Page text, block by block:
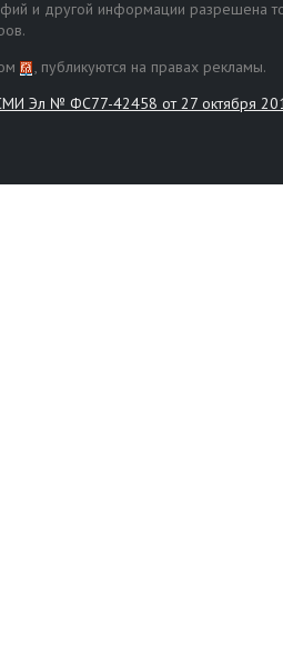
и другой информации разрешена
, публикуются на правах рекламы.
СМИ Эл № ФС77-42458 от 27 октября